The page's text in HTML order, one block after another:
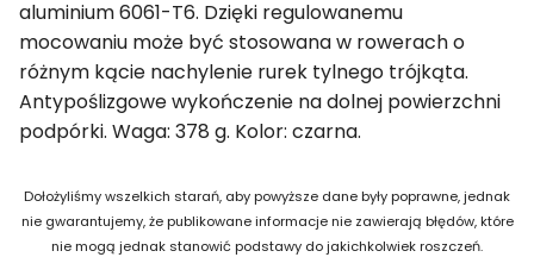
aluminium 6061-T6. Dzięki regulowanemu
mocowaniu może być stosowana w rowerach o
różnym kącie nachylenie rurek tylnego trójkąta.
Antypoślizgowe wykończenie na dolnej powierzchni
podpórki. Waga: 378 g. Kolor: czarna.
Dołożyliśmy wszelkich starań, aby powyższe dane były poprawne, jednak
nie gwarantujemy, że publikowane informacje nie zawierają błędów, które
nie mogą jednak stanowić podstawy do jakichkolwiek roszczeń.